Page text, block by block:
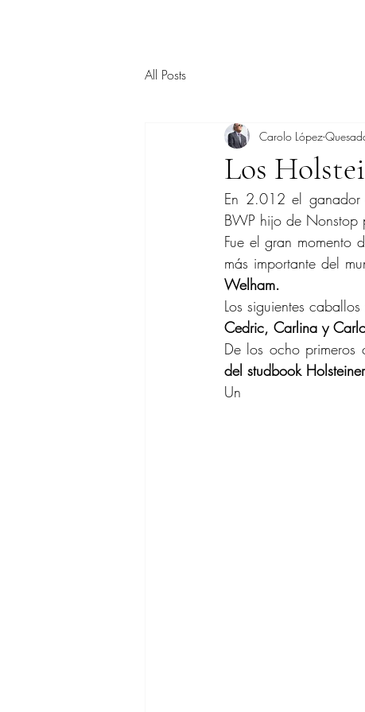
All Posts
Los
Carolo López-
En 2.012 el ganador
BWP hijo de Nonstop
Fue el gran momento
más importante del
Welham.
Los siguientes
Cedric, Carlina y
De los ocho primeros
del studbook
Un